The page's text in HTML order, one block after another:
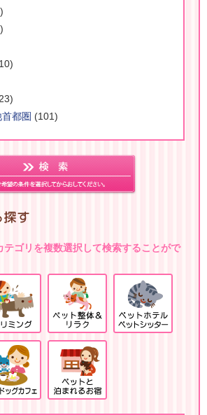
都圏 (101)
テゴリを複数選択して検索することがで